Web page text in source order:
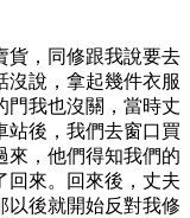
貨，同修跟我說要去
沒說，拿起幾件衣服
門我也沒關，當時丈
站後，我們去窗口買
來，他們得知我們的
回來。回來後，丈夫
以後就開始反對我修